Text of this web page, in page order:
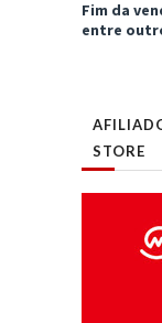
Fim da
entre
STORE